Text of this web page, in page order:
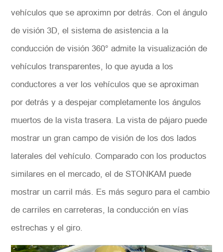
vehículos que se aproximn por detrás. Con el ángulo
de visión 3D, el sistema de asistencia a la
conducción de visión 360° admite la visualización de
vehículos transparentes, lo que ayuda a los
conductores a ver los vehículos que se aproximan
por detrás y a despejar completamente los ángulos
muertos de la vista trasera. La vista de pájaro puede
mostrar un gran campo de visión de los dos lados
laterales del vehículo. Comparado con los productos
similares en el mercado, el de STONKAM puede
mostrar un carril más. Es más seguro para el cambio
de carriles en carreteras, la conducción en vías
estrechas y el giro.